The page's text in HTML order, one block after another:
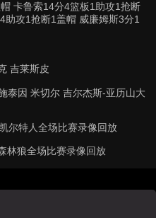
卡鲁索14分4篮板1助攻1抢断
助攻1抢断1盖帽 威廉姆斯3分1
吉莱斯皮
泰因 米切尔 吉尔杰斯-亚历山大
尔特人全场比赛录像回放
林狼全场比赛录像回放